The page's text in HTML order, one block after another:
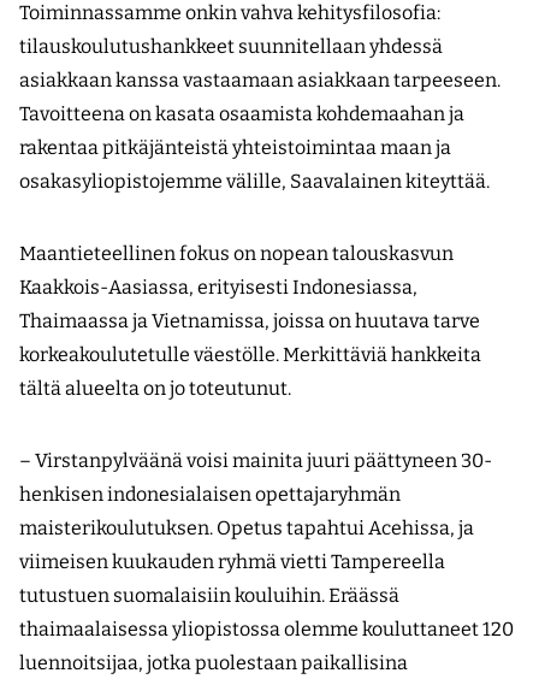
Toiminnassamme onkin vahva kehitysfilosofia:
tilauskoulutushankkeet suunnitellaan yhdessä
asiakkaan kanssa vastaamaan asiakkaan tarpeeseen.
Tavoitteena on kasata osaamista kohdemaahan ja
rakentaa pitkäjänteistä yhteistoimintaa maan ja
osakasyliopistojemme välille, Saavalainen kiteyttää.
Maantieteellinen fokus on nopean talouskasvun
Kaakkois-Aasiassa, erityisesti Indonesiassa,
Thaimaassa ja Vietnamissa, joissa on huutava tarve
korkeakoulutetulle väestölle. Merkittäviä hankkeita
tältä alueelta on jo toteutunut.
– Virstanpylväänä voisi mainita juuri päättyneen 30-
henkisen indonesialaisen opettajaryhmän
maisterikoulutuksen. Opetus tapahtui Acehissa, ja
viimeisen kuukauden ryhmä vietti Tampereella
tutustuen suomalaisiin kouluihin. Eräässä
thaimaalaisessa yliopistossa olemme kouluttaneet 120
luennoitsijaa, jotka puolestaan paikallisina